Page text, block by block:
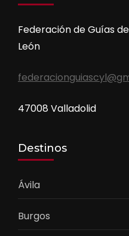
Federación de Guías
León
47008 Valladolid
Destinos
Ávila
Burgos